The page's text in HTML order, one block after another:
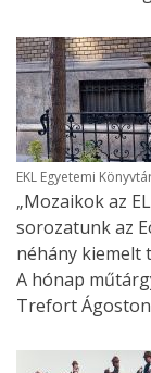
EKL Egyetemi
„Mozaikok az
sorozatunk az
néhány kiemelt
A hónap
Trefort